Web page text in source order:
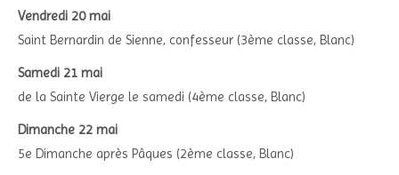
Vendredi 20 mai
Saint Bernardin de Sienne, confesseur (3ème classe, Blanc)
Samedi 21 mai
de la Sainte Vierge le samedi (4ème classe, Blanc)
Dimanche 22 mai
5e Dimanche après Pâques (2ème classe, Blanc)